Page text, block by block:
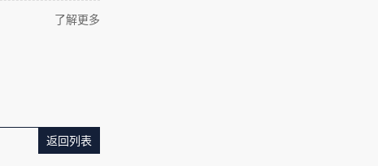
了解更多
返回列表